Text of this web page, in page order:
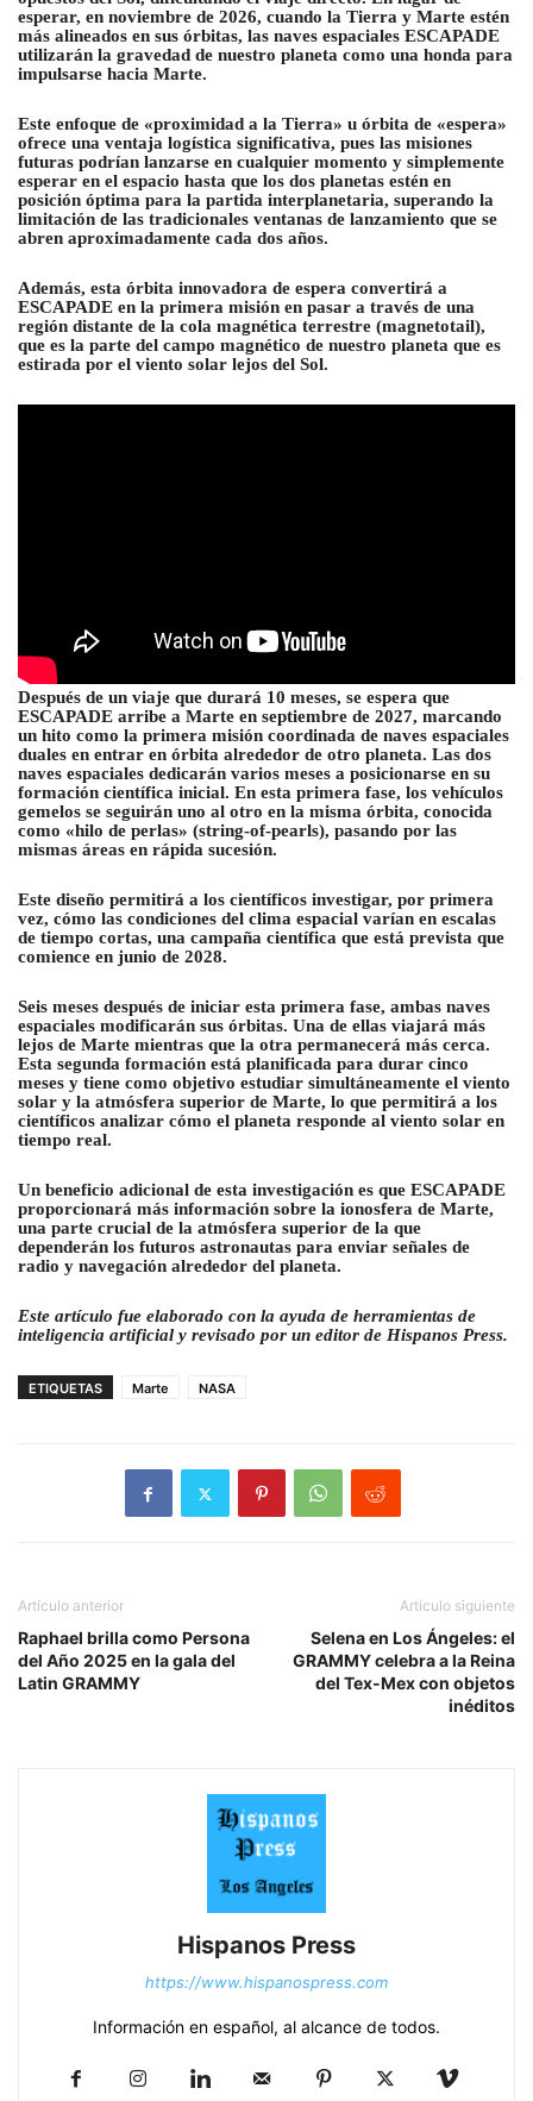
esperar, en noviembre de 2026, cuando la Tierra y Marte estén
más alineados en sus órbitas, las naves espaciales ESCAPADE
utilizarán la gravedad de nuestro planeta como una honda para
impulsarse hacia Marte.
Este enfoque de «proximidad a la Tierra» u órbita de «espera»
ofrece una ventaja logística significativa, pues las misiones
futuras podrían lanzarse en cualquier momento y simplemente
esperar en el espacio hasta que los dos planetas estén en
posición óptima para la partida interplanetaria, superando la
limitación de las tradicionales ventanas de lanzamiento que se
abren aproximadamente cada dos años.
Además, esta órbita innovadora de espera convertirá a
ESCAPADE en la primera misión en pasar a través de una
región distante de la cola magnética terrestre (magnetotail),
que es la parte del campo magnético de nuestro planeta que es
estirada por el viento solar lejos del Sol.
Después de un viaje que durará 10 meses, se espera que
ESCAPADE arribe a Marte en septiembre de 2027, marcando
un hito como la primera misión coordinada de naves espaciales
duales en entrar en órbita alrededor de otro planeta. Las dos
naves espaciales dedicarán varios meses a posicionarse en su
formación científica inicial. En esta primera fase, los vehículos
gemelos se seguirán uno al otro en la misma órbita, conocida
como «hilo de perlas» (string-of-pearls), pasando por las
mismas áreas en rápida sucesión.
Este diseño permitirá a los científicos investigar, por primera
vez, cómo las condiciones del clima espacial varían en escalas
de tiempo cortas, una campaña científica que está prevista que
comience en junio de 2028.
Seis meses después de iniciar esta primera fase, ambas naves
espaciales modificarán sus órbitas. Una de ellas viajará más
lejos de Marte mientras que la otra permanecerá más cerca.
Esta segunda formación está planificada para durar cinco
meses y tiene como objetivo estudiar simultáneamente el viento
solar y la atmósfera superior de Marte, lo que permitirá a los
científicos analizar cómo el planeta responde al viento solar en
tiempo real.
Un beneficio adicional de esta investigación es que ESCAPADE
proporcionará más información sobre la ionosfera de Marte,
una parte crucial de la atmósfera superior de la que
dependerán los futuros astronautas para enviar señales de
radio y navegación alrededor del planeta.
Este artículo fue elaborado con la ayuda de herramientas de
inteligencia artificial y revisado por un editor de Hispanos Press.
ETIQUETAS Marte NASA
Artículo anterior
Raphael brilla como Persona
del Año 2025 en la gala del
Latin GRAMMY
Artículo siguiente
Selena en Los Ángeles: el
GRAMMY celebra a la Reina
del Tex-Mex con objetos
inéditos
Hispanos Press
https://www.hispanospress.com
Información en español, al alcance de todos.